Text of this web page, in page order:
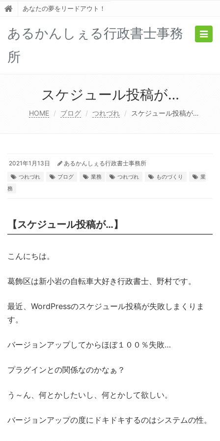
あなたの夢をリードアウト！
あるかんしぇる行政書士事務
所
スケジュール投稿が…
HOME ブログ つれづれ スケジュール投稿が…
2021年1月13日 あるかんしぇる行政書士事務所
つれづれ ブログ 業務 つれづれ ものづくり
業
務
【スケジュール投稿が…】
こんにちは。
葛飾区は新小岩の自転車大好き行政書士、野村です。
最近、WordPressのスケジュール投稿が失敗しまくりま
す。
バージョンアップしてからほぼ１００％失敗…
プラグインとの関係なのかなぁ？
う～ん、何とかしたいし、何とかして欲しい。
バージョンアップの度にドキドキするのはシステムの性。